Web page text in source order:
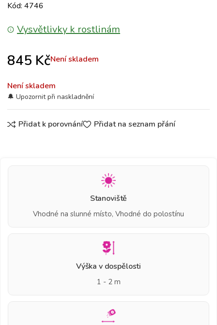
Kód: 4746
Vysvětlivky k rostlinám
845 KčNení skladem
Není skladem
Přidat k porovnání Přidat na seznam přání
Stanoviště
Vhodné na slunné místo, Vhodné do polostínu
Výška v dospělosti
1 - 2 m